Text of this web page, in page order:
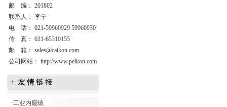
邮 编： 201802
联系人： 李宁
电 话： 021-59960929 59960930
传 真： 021-65310155
邮 箱： sales@caikon.com
公司网站： http://www.peikon.com
·工业内窥镜